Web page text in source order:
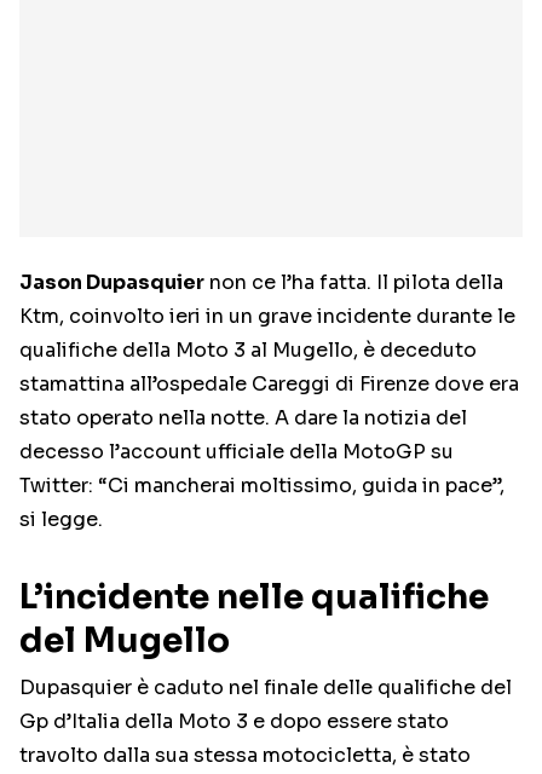
Jason Dupasquier non ce l’ha fatta. Il pilota della
Ktm, coinvolto ieri in un grave incidente durante le
qualifiche della Moto 3 al Mugello, è deceduto
stamattina all’ospedale Careggi di Firenze dove era
stato operato nella notte. A dare la notizia del
decesso l’account ufficiale della MotoGP su
Twitter: “Ci mancherai moltissimo, guida in pace”,
si legge.
L’incidente nelle qualifiche
del Mugello
Dupasquier è caduto nel finale delle qualifiche del
Gp d’Italia della Moto 3 e dopo essere stato
travolto dalla sua stessa motocicletta, è stato